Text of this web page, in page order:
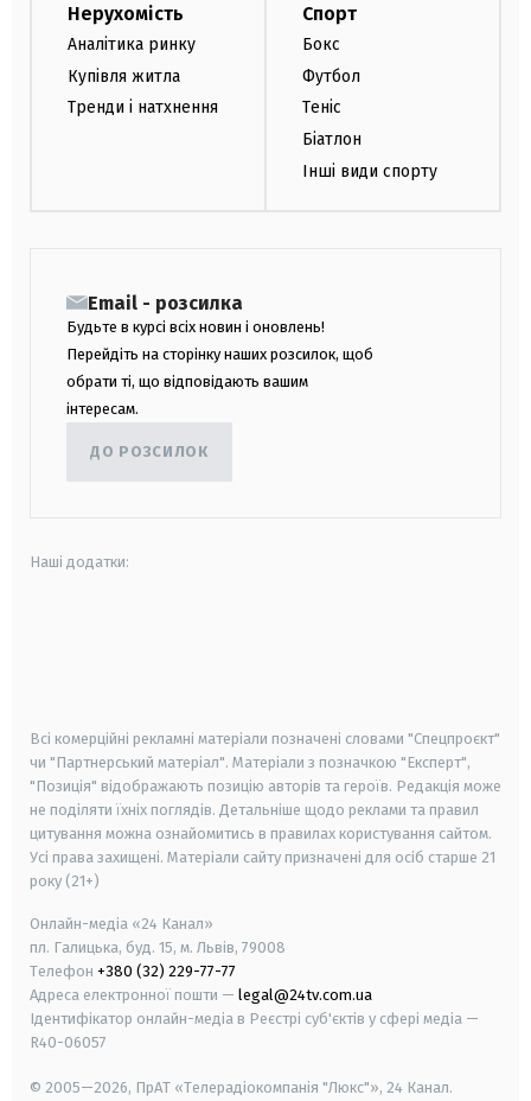
Нерухомість
Аналітика ринку
Купівля житла
Тренди і натхнення
Спорт
Бокс
Футбол
Теніс
Біатлон
Інші види спорту
Email - розсилка
Будьте в курсі всіх новин і оновлень!
Перейдіть на сторінку наших розсилок, щоб
обрати ті, що відповідають вашим
інтересам.
ДО РОЗСИЛОК
Наші додатки:
Всі комерційні рекламні матеріали позначені словами "Спецпроєкт"
чи "Партнерський матеріал". Матеріали з позначкою "Експерт",
"Позиція" відображають позицію авторів та героїв. Редакція може
не поділяти їхніх поглядів. Детальніше щодо реклами та правил
цитування можна ознайомитись в правилах користування сайтом.
Усі права захищені. Матеріали сайту призначені для осіб старше 21
року (21+)
Онлайн-медіа «24 Канал»
пл. Галицька, буд. 15, м. Львів, 79008
Телефон +380 (32) 229-77-77
Адреса електронної пошти — legal@24tv.com.ua
Ідентифікатор онлайн-медіа в Реєстрі суб'єктів у сфері медіа —
R40-06057
© 2005—2026, ПрАТ «Телерадіокомпанія "Люкс"», 24 Канал.